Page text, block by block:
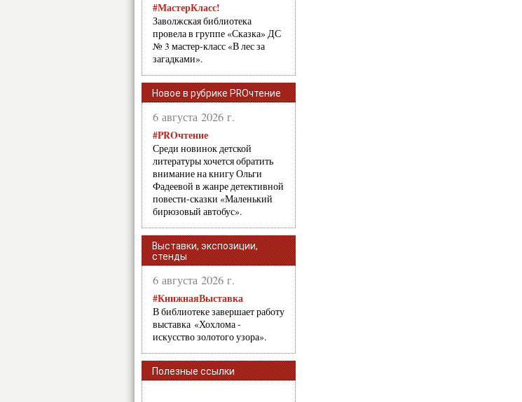
#МастерКласс!
Заволжская библиотека
провела в группе «Сказка» ДС
№ 3 мастер-класс «В лес за
загадками».
Новое в рубрике PROчтение
6 августа 2026 г.
#PROчтение
Среди новинок детской
литературы хочется обратить
внимание на книгу Ольги
Фадеевой в жанре детективной
повести-сказки «Маленький
бирюзовый автобус».
Выставки, экспозиции,
стенды
6 августа 2026 г.
#КнижнаяВыставка
В библиотеке завершает работу
выставка «Хохлома -
искусство золотого узора».
Полезные ссылки